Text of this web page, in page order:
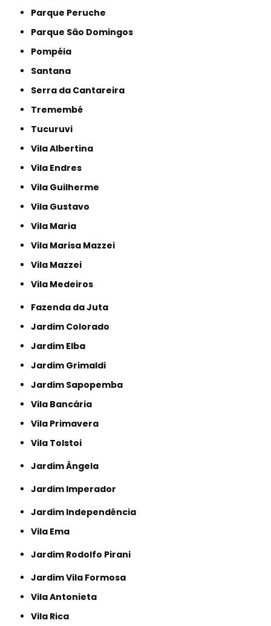
Parque Peruche
Parque São Domingos
Pompéia
Santana
Serra da Cantareira
Tremembé
Tucuruvi
Vila Albertina
Vila Endres
Vila Guilherme
Vila Gustavo
Vila Maria
Vila Marisa Mazzei
Vila Mazzei
Vila Medeiros
Fazenda da Juta
Jardim Colorado
Jardim Elba
Jardim Grimaldi
Jardim Sapopemba
Vila Bancária
Vila Primavera
Vila Tolstoi
Jardim Ângela
Jardim Imperador
Jardim Independência
Vila Ema
Jardim Rodolfo Pirani
Jardim Vila Formosa
Vila Antonieta
Vila Rica